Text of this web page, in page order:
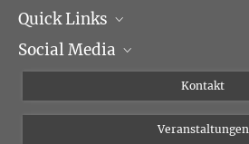
Quick Links
Institutsleitung
Social Media
Kontakt
Veranstaltungen